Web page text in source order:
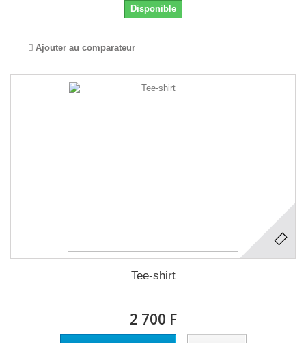
Disponible
Ajouter au comparateur
Tee-shirt
2 700 F